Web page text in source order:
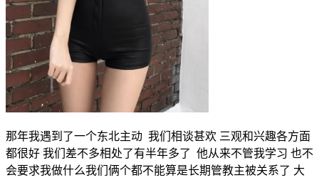
那年我遇到了一个东北主动 我们相谈甚欢 三观和兴趣各方面
都很好 我们差不多相处了有半年多了 他从来不管我学习 也不
会要求我做什么我们俩个都不能算是长期管教主被关系了 大